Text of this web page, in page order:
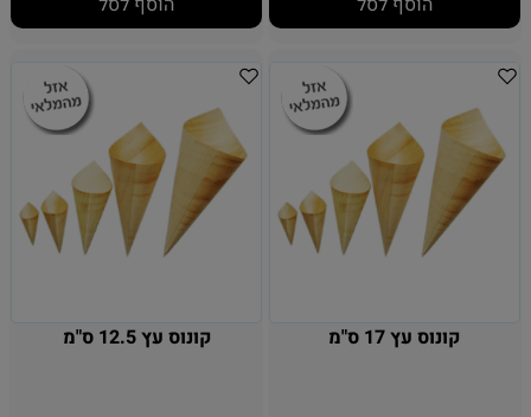
קונוס עץ 17 ס"מ קונוס עץ 12.5 ס"מ